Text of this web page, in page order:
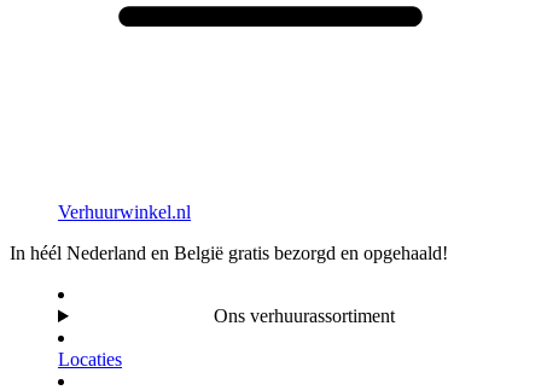
Verhuurwinkel.nl
In héél Nederland en België gratis bezorgd en opgehaald!
Ons verhuurassortiment
Locaties